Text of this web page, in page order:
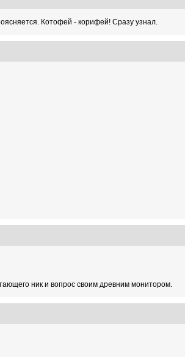
Котофей - корифей! Сразу узнал.
ник и вопрос своим древним монитором.